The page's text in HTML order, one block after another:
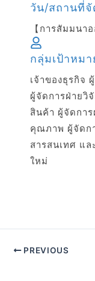
วัน/สถานที่จั
【การสัมมนา
กลุ่มเป้าหม
เจ้าของธุรกิจ
ผู้จัดการฝ่ายวิ
สินค้า ผู้จัดกา
คุณภาพ ผู้จัดก
สารสนเทศ แ
ใหม่
PREVIOUS